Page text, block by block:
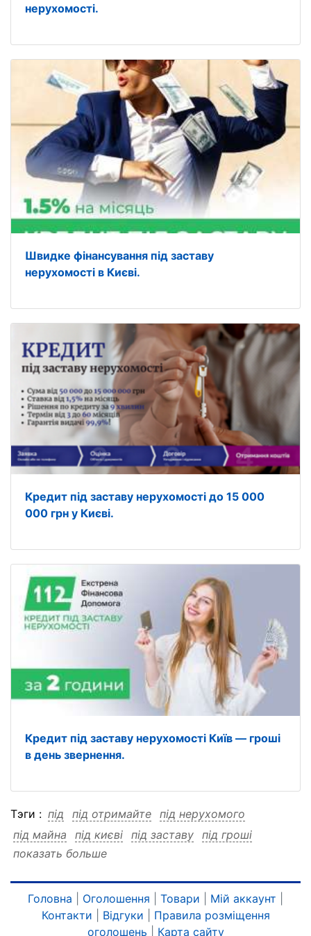
нерухомості.
Швидке фінансування під заставу
нерухомості в Києві.
Кредит під заставу нерухомості до 15 000
000 грн у Києві.
Кредит під заставу нерухомості Київ — гроші
в день звернення.
Тэги : під під отримайте під нерухомого
під майна
під києві під заставу під гроші
під гроші отримайте
під гроші заставу
отримайте
отримайте під
отримайте нерухомого
отримайте майна
показать больше
Головна Оголошення Товари Мій аккаунт
Контакти
Відгуки
Правила розміщення
оголошень
Карта сайту